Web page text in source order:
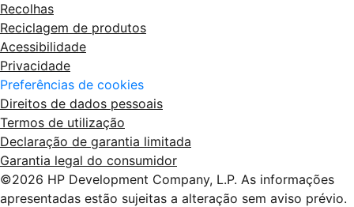
Recolhas
Reciclagem de produtos
Acessibilidade
Privacidade
Preferências de cookies
Direitos de dados pessoais
Termos de utilização
Declaração de garantia limitada
Garantia legal do consumidor
©2026 HP Development Company, L.P. As informações
apresentadas estão sujeitas a alteração sem aviso prévio.